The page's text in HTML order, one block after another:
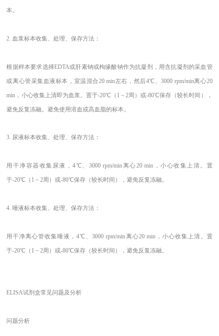
本。
2. 血浆标本收集、处理、保存方法：
根据样本要求选择EDTA或肝素钠或枸缘酸钠作为抗凝剂，用含抗凝剂的采血管
或离心管采集血液标本，室温混合20 min左右，然后4℃、3000 rpm/min离心20
min，小心收集上清即为血浆。置于-20℃（1－2周）或-80℃保存（较长时间），
避免反复冻融。避免使用溶血或高血脂的标本。
3. 尿液标本收集、处理、保存方法：
用干净容器收集尿液，4℃、3000 rpm/min离心20 min，小心收集上清。置
于-20℃（1－2周）或-80℃保存（较长时间），避免反复冻融。
4.唾液标本收集、处理、保存方法：
用干净离心管收集唾液，4℃、3000 rpm/min离心20 min，小心收集上清。置
于-20℃（1－2周）或-80℃保存（较长时间），避免反复冻融。
ELISA试剂盒常见问题及分析
问题分析